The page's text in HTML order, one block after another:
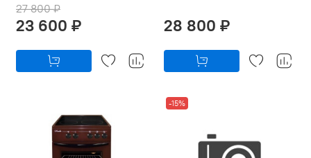
27 800 ₽
23 600 ₽ 28 800 ₽
-15%